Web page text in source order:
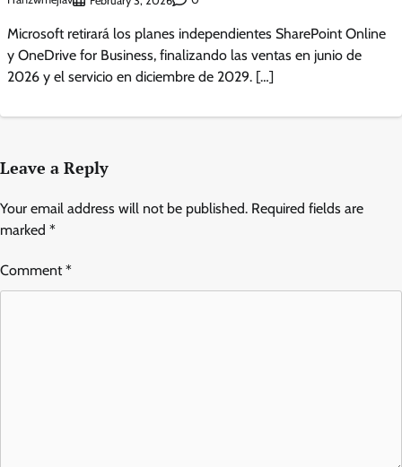
Microsoft retirará los planes independientes SharePoint Online
y OneDrive for Business, finalizando las ventas en junio de
2026 y el servicio en diciembre de 2029. […]
Leave a Reply
Your email address will not be published. Required fields are
marked *
Comment*